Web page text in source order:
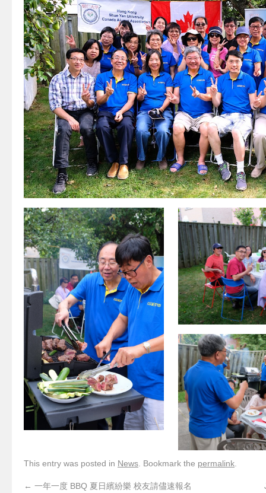
This entry was posted in News . Bookmark the permalink
← 一年一度 BBQ 夏日繽紛樂 校友請儘速報名